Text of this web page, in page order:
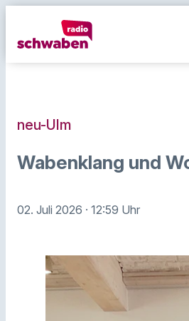
neu-Ulm
Wabenklang und
02. Juli 2026 · 12:59 Uhr